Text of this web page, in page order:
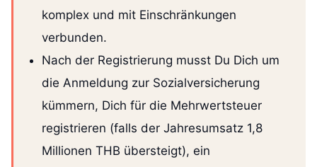
komplex und mit Einschränkungen
verbunden.
Nach der Registrierung musst Du Dich um
die Anmeldung zur Sozialversicherung
kümmern, Dich für die Mehrwertsteuer
registrieren (falls der Jahresumsatz 1,8
Millionen THB übersteigt), ein